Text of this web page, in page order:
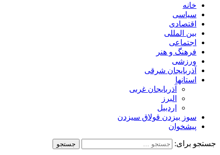
خانه
سیاسی
اقتصادی
بین المللی
اجتماعی
فرهنگ و هنر
ورزشی
آذربایجان شرقی
استانها
آذربایجان غربی
البرز
اردبیل
سوز بیزدن قولاق سیزدن
پیشخوان
جستجو برای: